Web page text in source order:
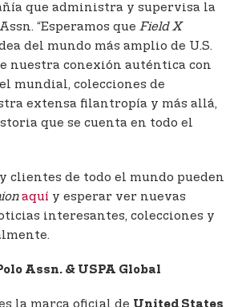
que administra y supervisa la
“Esperamos que Field X
del mundo más amplio de U.S.
nuestra conexión auténtica con
mundial, colecciones de
extensa filantropía y más allá,
que se cuenta en todo el
clientes de todo el mundo pueden
aquí y esperar ver nuevas
interesantes, colecciones y
Assn. & USPA Global
la marca oficial de